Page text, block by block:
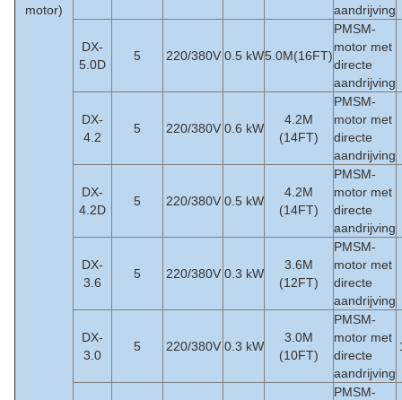
motor)
aandrijving
DX-
5.0D
5 220/380V 0.5 kW5.0M(16FT)
PMSM-
motor met
directe
aandrijving
DX-
4.2
5 220/380V 0.6 kW
4.2M
(14FT)
PMSM-
motor met
directe
aandrijving
DX-
4.2D
5 220/380V 0.5 kW
4.2M
(14FT)
PMSM-
motor met
directe
aandrijving
DX-
3.6
5 220/380V 0.3 kW
3.6M
(12FT)
PMSM-
motor met
directe
aandrijving
DX-
3.0
5 220/380V 0.3 kW
3.0M
(10FT)
PMSM-
motor met
directe
aandrijving
PMSM-